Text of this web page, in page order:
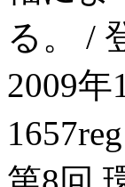
る。 /
2009